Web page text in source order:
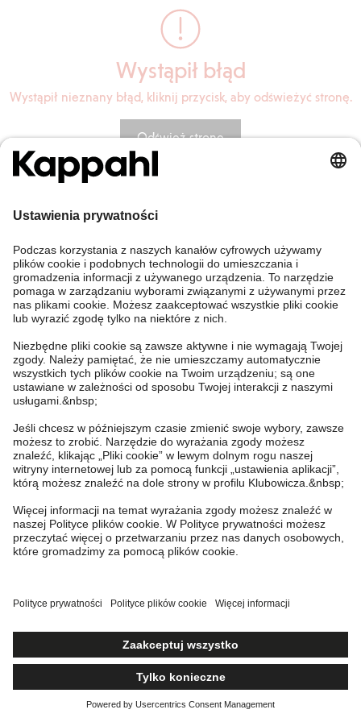
Wystąpił błąd
Wystąpił nieznany błąd, kliknij przycisk, aby odświeżyć stronę.
Odśwież stronę